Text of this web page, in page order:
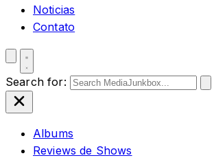
Noticias
Contato
Search for:
Albums
Reviews de Shows